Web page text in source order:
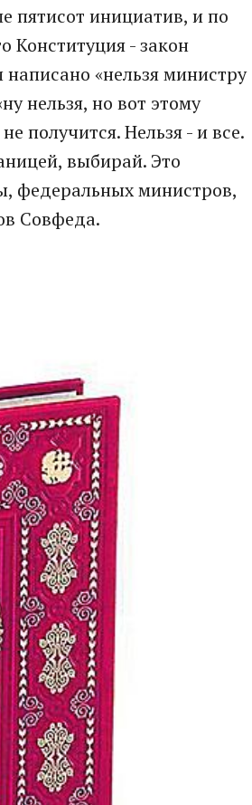
пятисот инициатив, и по
Конституция - закон
«нельзя министру
нельзя, но вот этому
получится. Нельзя - и все.
выбирай. Это
федеральных министров,
Совфеда.